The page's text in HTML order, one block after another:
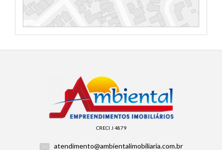
CRECI J 4879
atendimento@ambientalimobiliaria.com.br